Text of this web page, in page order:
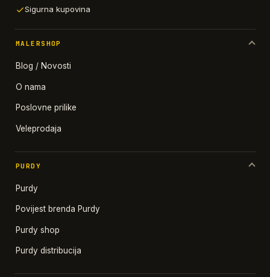
Sigurna kupovina
MALERSHOP
Blog / Novosti
O nama
Poslovne prilike
Veleprodaja
PURDY
Purdy
Povijest brenda Purdy
Purdy shop
Purdy distribucija